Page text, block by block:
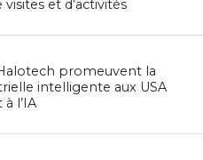
et d’activités
promeuvent la
intelligente aux USA
à l’IA